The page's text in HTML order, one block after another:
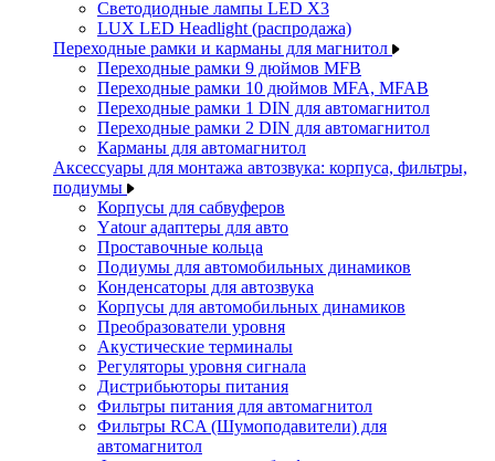
Светодиодные лампы LED X3
LUX LED Headlight (распродажа)
Переходные рамки и карманы для магнитол
Переходные рамки 9 дюймов MFB
Переходные рамки 10 дюймов MFA, MFAB
Переходные рамки 1 DIN для автомагнитол
Переходные рамки 2 DIN для автомагнитол
Карманы для автомагнитол
Аксессуары для монтажа автозвука: корпуса, фильтры,
подиумы
Корпусы для сабвуферов
Yаtour адаптеры для авто
Проставочные кольца
Подиумы для автомобильных динамиков
Конденсаторы для автозвука
Корпусы для автомобильных динамиков
Преобразователи уровня
Акустические терминалы
Регуляторы уровня сигнала
Дистрибьюторы питания
Фильтры питания для автомагнитол
Фильтры RCA (Шумоподавители) для
автомагнитол